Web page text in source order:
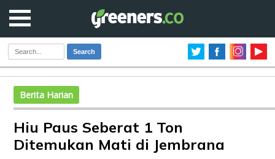
Search
Berita Harian
Hiu Paus Seberat 1 Ton
Ditemukan Mati di Jembrana